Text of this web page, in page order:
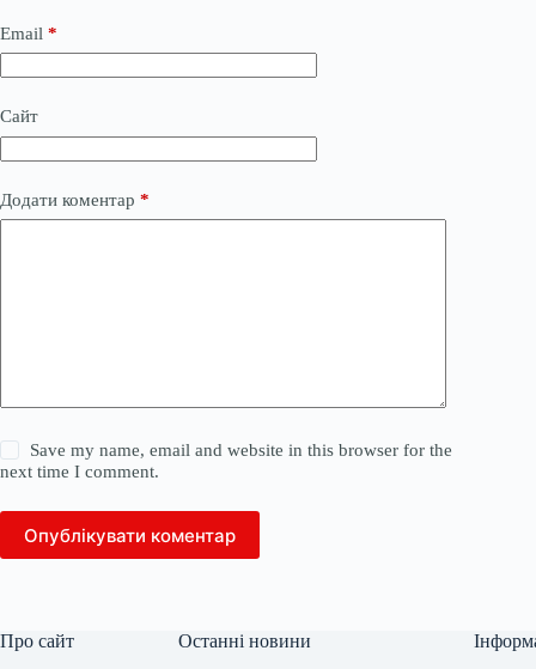
Email *
Сайт
Додати коментар *
Save my name, email and website in this browser for the
next time I comment.
Опублікувати коментар
Про сайт Останні новини